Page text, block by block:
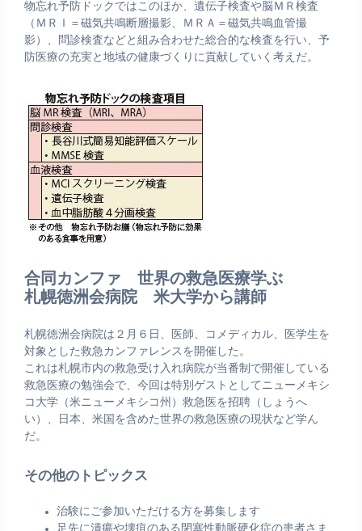
物忘れ予防ドックではこのほか、遺伝子検査や脳ＭＲ検査
（ＭＲＩ＝磁気共鳴断層撮影、ＭＲＡ＝磁気共鳴血管撮
影）、問診検査などと組み合わせた総合的な検査を行い、予
防医療の充実と地域の健康づくりに貢献していく考えだ。
合同カンファ 世界の救急医療学ぶ
札幌徳洲会病院 米大学から講師
札幌徳洲会病院は２月６日、医師、コメディカル、医学生を
対象とした救急カンファレンスを開催した。
これは札幌市内の救急受け入れ病院が当番制で開催している
救急医療の勉強会で、今回は特別ゲストとしてニューメキシ
コ大学（米ニューメキシコ州）救急医を招聘（しょうへ
い）、日本、米国を含めた世界の救急医療の現状など学ん
だ。
その他のトピックス
治験にご参加いただける方を募集します
足先に潰瘍や壊疽のある閉塞性動脈硬化症の患者さま